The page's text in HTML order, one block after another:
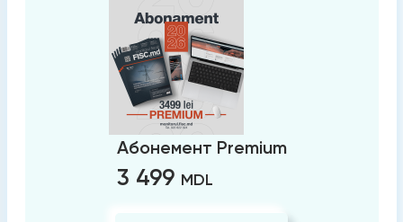
Абонемент Premium
3 499 MDL